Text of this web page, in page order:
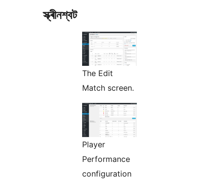
স্ক্ৰীনশ্বট
The Edit
Match screen.
Player
Performance
configuration